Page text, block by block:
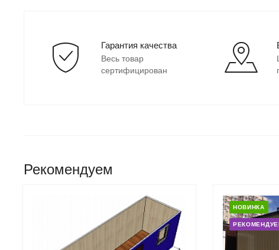
Гарантия качества
Весь товар
сертифицирован
Рекомендуем
НОВИНКА